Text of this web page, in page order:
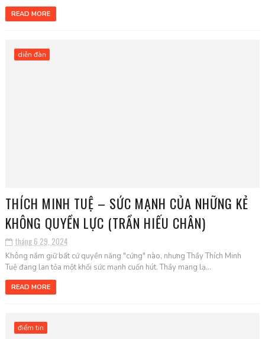
READ MORE
diễn đàn
THÍCH MINH TUỆ – SỨC MẠNH CỦA NHỮNG KẺ
KHÔNG QUYỀN LỰC (TRẦN HIẾU CHÂN)
tháng 6 29, 2024
Không nắm giữ bất cứ quyền năng "cứng" nào, nhưng Thầy Thích Minh
Tuệ đang lan tỏa một khối sức mạnh cuốn hút. Thầy mang lạ...
READ MORE
điểm tin